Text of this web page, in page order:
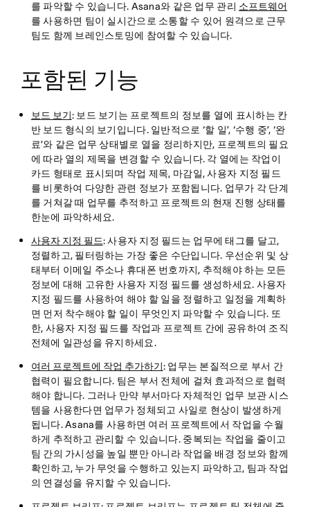
를 파악할 수 있습니다. Asana와 같은 업무 관리 소프트웨어
를 사용하면 팀이 실시간으로 소통할 수 있어 원격으로 근무
팀도 함께 브레인스토밍에 참여할 수 있습니다.
포함된 기능
보드 보기: 보드 보기는 프로젝트의 정보를 열에 표시하는 칸
반 보드 형식의 보기입니다. 일반적으로 ‘할 일’, ‘수행 중’, ‘완
료’와 같은 업무 상태별로 열을 정리하지만, 프로젝트의 필요
에 따라 열의 제목을 변경할 수 있습니다. 각 열에는 작업이
카드 형태로 표시되며 작업 제목, 마감일, 사용자 지정 필드
를 비롯하여 다양한 관련 정보가 포함됩니다. 업무가 각 단계
를 거쳐갈 때 업무를 추적하고 프로젝트의 현재 진행 상태를
한눈에 파악하세요.
사용자 지정 필드: 사용자 지정 필드는 업무에 태그를 달고,
정렬하고, 필터링하는 가장 좋은 수단입니다. 우선순위 및 상
태부터 이메일 주소나 휴대폰 번호까지, 추적해야 하는 모든
정보에 대해 고유한 사용자 지정 필드를 생성하세요. 사용자
지정 필드를 사용하여 해야 할 일을 정렬하고 일정을 계획하
면 먼저 착수해야 할 일이 무엇인지 파악할 수 있습니다. 또
한, 사용자 지정 필드를 작업과 프로젝트 간에 공유하여 조직
전체에 일관성을 유지하세요.
여러 프로젝트에 작업 추가하기: 업무는 본질적으로 부서 간
협력이 필요합니다. 팀은 부서 전체에 걸쳐 효과적으로 협력
해야 합니다. 그러나 만약 부서마다 자체적인 업무 보관 시스
템을 사용한다면 업무가 정체되고 사일로 현상이 발생하게
됩니다. Asana를 사용하면 여러 프로젝트에서 작업을 수월
하게 추적하고 관리할 수 있습니다. 중복되는 작업을 줄이고
팀 간의 가시성을 높일 뿐만 아니라 작업을 배경 정보와 함께
확인하고, 누가 무엇을 수행하고 있는지 파악하고, 팀과 작업
의 연결성을 유지할 수 있습니다.